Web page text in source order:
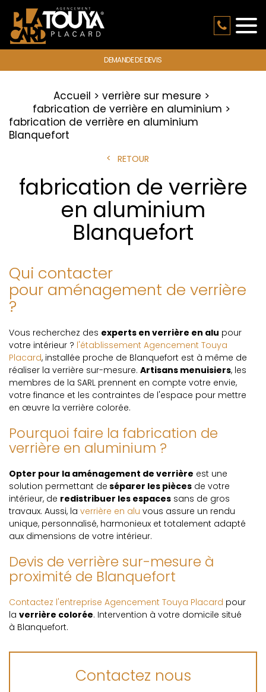
DEMANDE DE DEVIS
Accueil
verrière sur mesure
fabrication de verrière en aluminium
fabrication de verrière en aluminium
Blanquefort
RETOUR
fabrication de verrière
en aluminium
Blanquefort
Qui contacter
pour aménagement de verrière
?
Vous recherchez des experts en verrière en alu pour
votre intérieur ? l'établissement Agencement Touya
Placard, installée proche de Blanquefort est à même de
réaliser la verrière sur-mesure. Artisans menuisiers, les
membres de la SARL prennent en compte votre envie,
votre finance et les contraintes de l'espace pour mettre
en œuvre la verrière colorée.
Pourquoi faire la fabrication de
verrière en aluminium ?
Opter pour la aménagement de verrière est une
solution permettant de séparer les pièces de votre
intérieur, de redistribuer les espaces sans de gros
travaux. Aussi, la verrière en alu vous assure un rendu
unique, personnalisé, harmonieux et totalement adapté
aux dimensions de votre intérieur.
Devis de verrière sur-mesure à
proximité de Blanquefort
Contactez l'entreprise Agencement Touya Placard pour
la verrière colorée. Intervention à votre domicile situé
à Blanquefort.
Contactez nous